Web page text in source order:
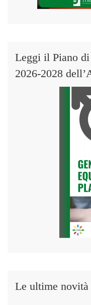
Leggi il Piano
2026-2028
Le ultime novità